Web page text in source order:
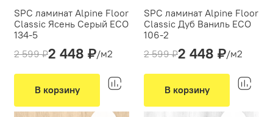
SPC ламинат Alpine Floor
Classic Ясень Серый ECO
134-5
Толщина(мм):4
Вид укладки:
Классическая укладка
Цвет:
Светло-серый, Серый
2 599 ₽2 448 ₽/м2
В корзину
SPC ламинат Alpine Floor
Classic Дуб Ваниль ECO
106-2
Толщина(мм):4
Вид укладки:
Классическая укладка
Бежевый
2 599 ₽2 448 ₽/м2
В корзину